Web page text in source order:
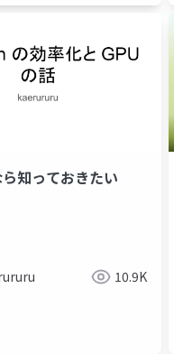
知っておきたい
10.9K